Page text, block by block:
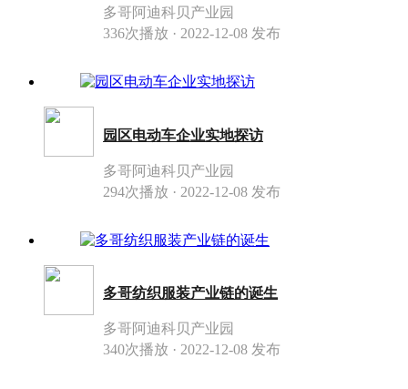
多哥阿迪科贝产业园
336次播放 · 2022-12-08 发布
园区电动车企业实地探访
多哥阿迪科贝产业园
294次播放 · 2022-12-08 发布
多哥纺织服装产业链的诞生
多哥阿迪科贝产业园
340次播放 · 2022-12-08 发布